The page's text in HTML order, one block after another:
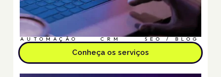
AUTOMAÇÃO CRM SEO / BLOG
Conheça os serviços